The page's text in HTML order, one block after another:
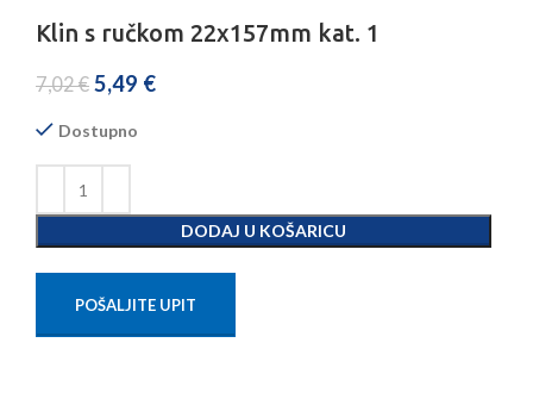
Klin s ručkom 22x157mm kat. 1
7,02€ 5,49 €
Dostupno
DODAJ U KOŠARICU
POŠALJITE UPIT